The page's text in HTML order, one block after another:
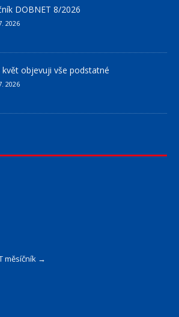
DOBNET 8/2026
2026
květ objevuji vše podstatné
2026
měsíčník →